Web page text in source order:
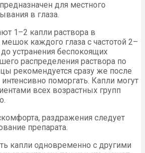
для местного
в глаза.
1–2 капли раствора в
каждого глаза c частотой 2–
устранения беспокоящих
распределения раствора по
рекомендуется сразу же после
поморгать. Капли могут
всех вoзрастных групп
раздражения следует
препарата.
капли одновременно c другими